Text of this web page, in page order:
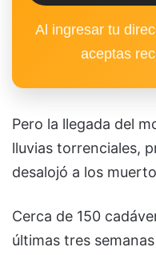
Al ingresar tu
aceptas
Pero la llegada del
lluvias torrenciales,
desalojó a los
Cerca de 150
últimas tres